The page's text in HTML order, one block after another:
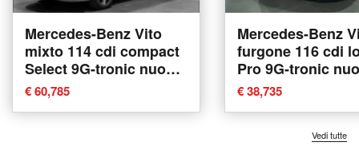
Mercedes-Benz Vito
mixto 114 cdi compact
Select 9G-tronic nuova
a Ancona
€ 60,785
Mercedes-Benz
furgone 116 cdi
Pro 9G-tronic
Ancona
€ 38,735
Vedi tutte